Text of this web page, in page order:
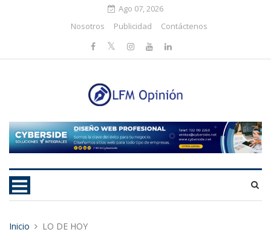
Ago 07, 2026
Nosotros
Publicidad Contáctenos
Inicio LO DE HOY